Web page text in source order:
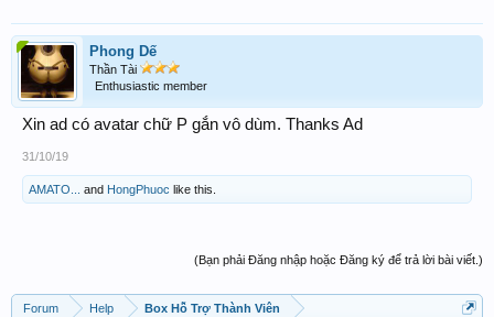
Phong Dế
Thần Tài
Enthusiastic member
Xin ad có avatar chữ P gắn vô dùm. Thanks Ad
31/10/19
AMATO... and HongPhuoc like this.
(Bạn phải Đăng nhập hoặc Đăng ký để trả lời bài viết.)
Forum Help Box Hỗ Trợ Thành Viên